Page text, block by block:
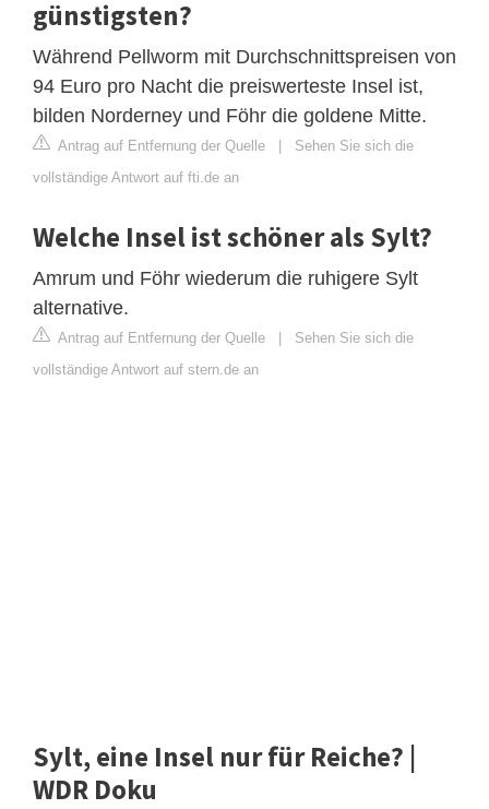
günstigsten?
Während Pellworm mit Durchschnittspreisen von
94 Euro pro Nacht die preiswerteste Insel ist,
bilden Norderney und Föhr die goldene Mitte.
Antrag auf Entfernung der Quelle
Sehen Sie sich die
vollständige Antwort auf fti.de an
Welche Insel ist schöner als Sylt?
Amrum und Föhr wiederum die ruhigere Sylt
alternative.
Antrag auf Entfernung der Quelle
Sehen Sie sich die
vollständige Antwort auf stern.de an
Sylt, eine Insel nur für Reiche? |
WDR Doku